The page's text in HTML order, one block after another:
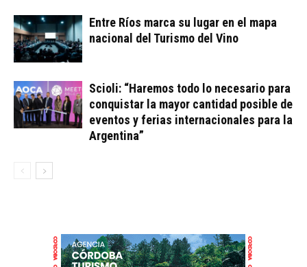
Entre Ríos marca su lugar en el mapa
nacional del Turismo del Vino
Scioli: “Haremos todo lo necesario para
conquistar la mayor cantidad posible de
eventos y ferias internacionales para la
Argentina”